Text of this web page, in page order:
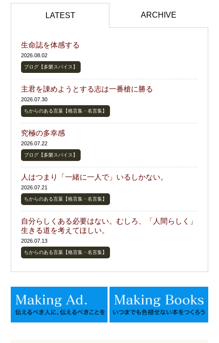
LATEST ARCHIVE
生命誌を体感する
2026.08.02
ブログ【多樂スパイス】
主君を諌めようとする志は一番槍に勝る
2026.07.30
ちからのある言葉【格言集・名言集】
究極の多幸感
2026.07.22
ブログ【多樂スパイス】
人はつまり「一緒に一人で」いるしかない。
2026.07.21
ちからのある言葉【格言集・名言集】
自分らしくある必要はない。むしろ、「人間らしく」
生きる道を考えてほしい。
2026.07.13
ちからのある言葉【格言集・名言集】